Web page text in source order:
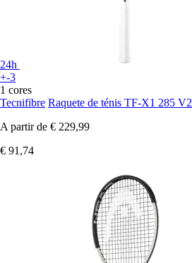
24h
+-3
1 cores
Tecnifibre Raquete de ténis TF-X1 285 V2
A partir de € 229,99
€ 91,74